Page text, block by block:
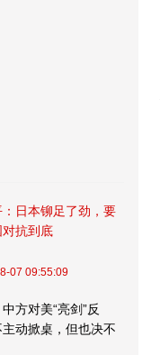
日本铆足了劲，要
对抗到底
07 09:55:09
方对美“亮剑”反
动掀桌，但也决不